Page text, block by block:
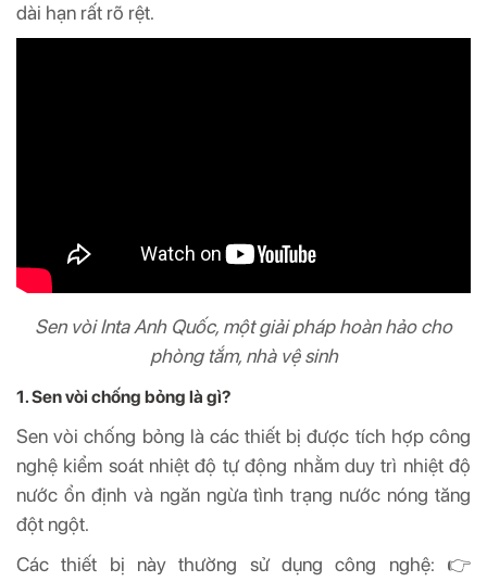
dài hạn rất rõ rệt.
Sen vòi Inta Anh Quốc, một giải pháp hoàn hảo cho
phòng tắm, nhà vệ sinh
1. Sen vòi chống bỏng là gì?
Sen vòi chống bỏng là các thiết bị được tích hợp công
nghệ kiểm soát nhiệt độ tự động nhằm duy trì nhiệt độ
nước ổn định và ngăn ngừa tình trạng nước nóng tăng
đột ngột.
Các thiết bị này thường sử dụng công nghệ: 👉